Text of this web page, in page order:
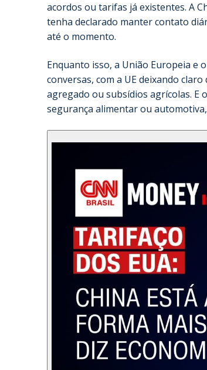
acordos ou tarifas já existentes. A
tenha declarado manter contato
até o momento.
Enquanto isso, a União Europeia e
conversas, com a UE deixando
agregado ou subsídios agrícolas. E
segurança alimentar ou